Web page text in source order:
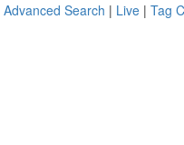
Advanced Search | Live | Tag